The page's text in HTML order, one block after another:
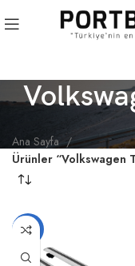
Ana Sayfa
Ürünler “Volkswagen
-18%